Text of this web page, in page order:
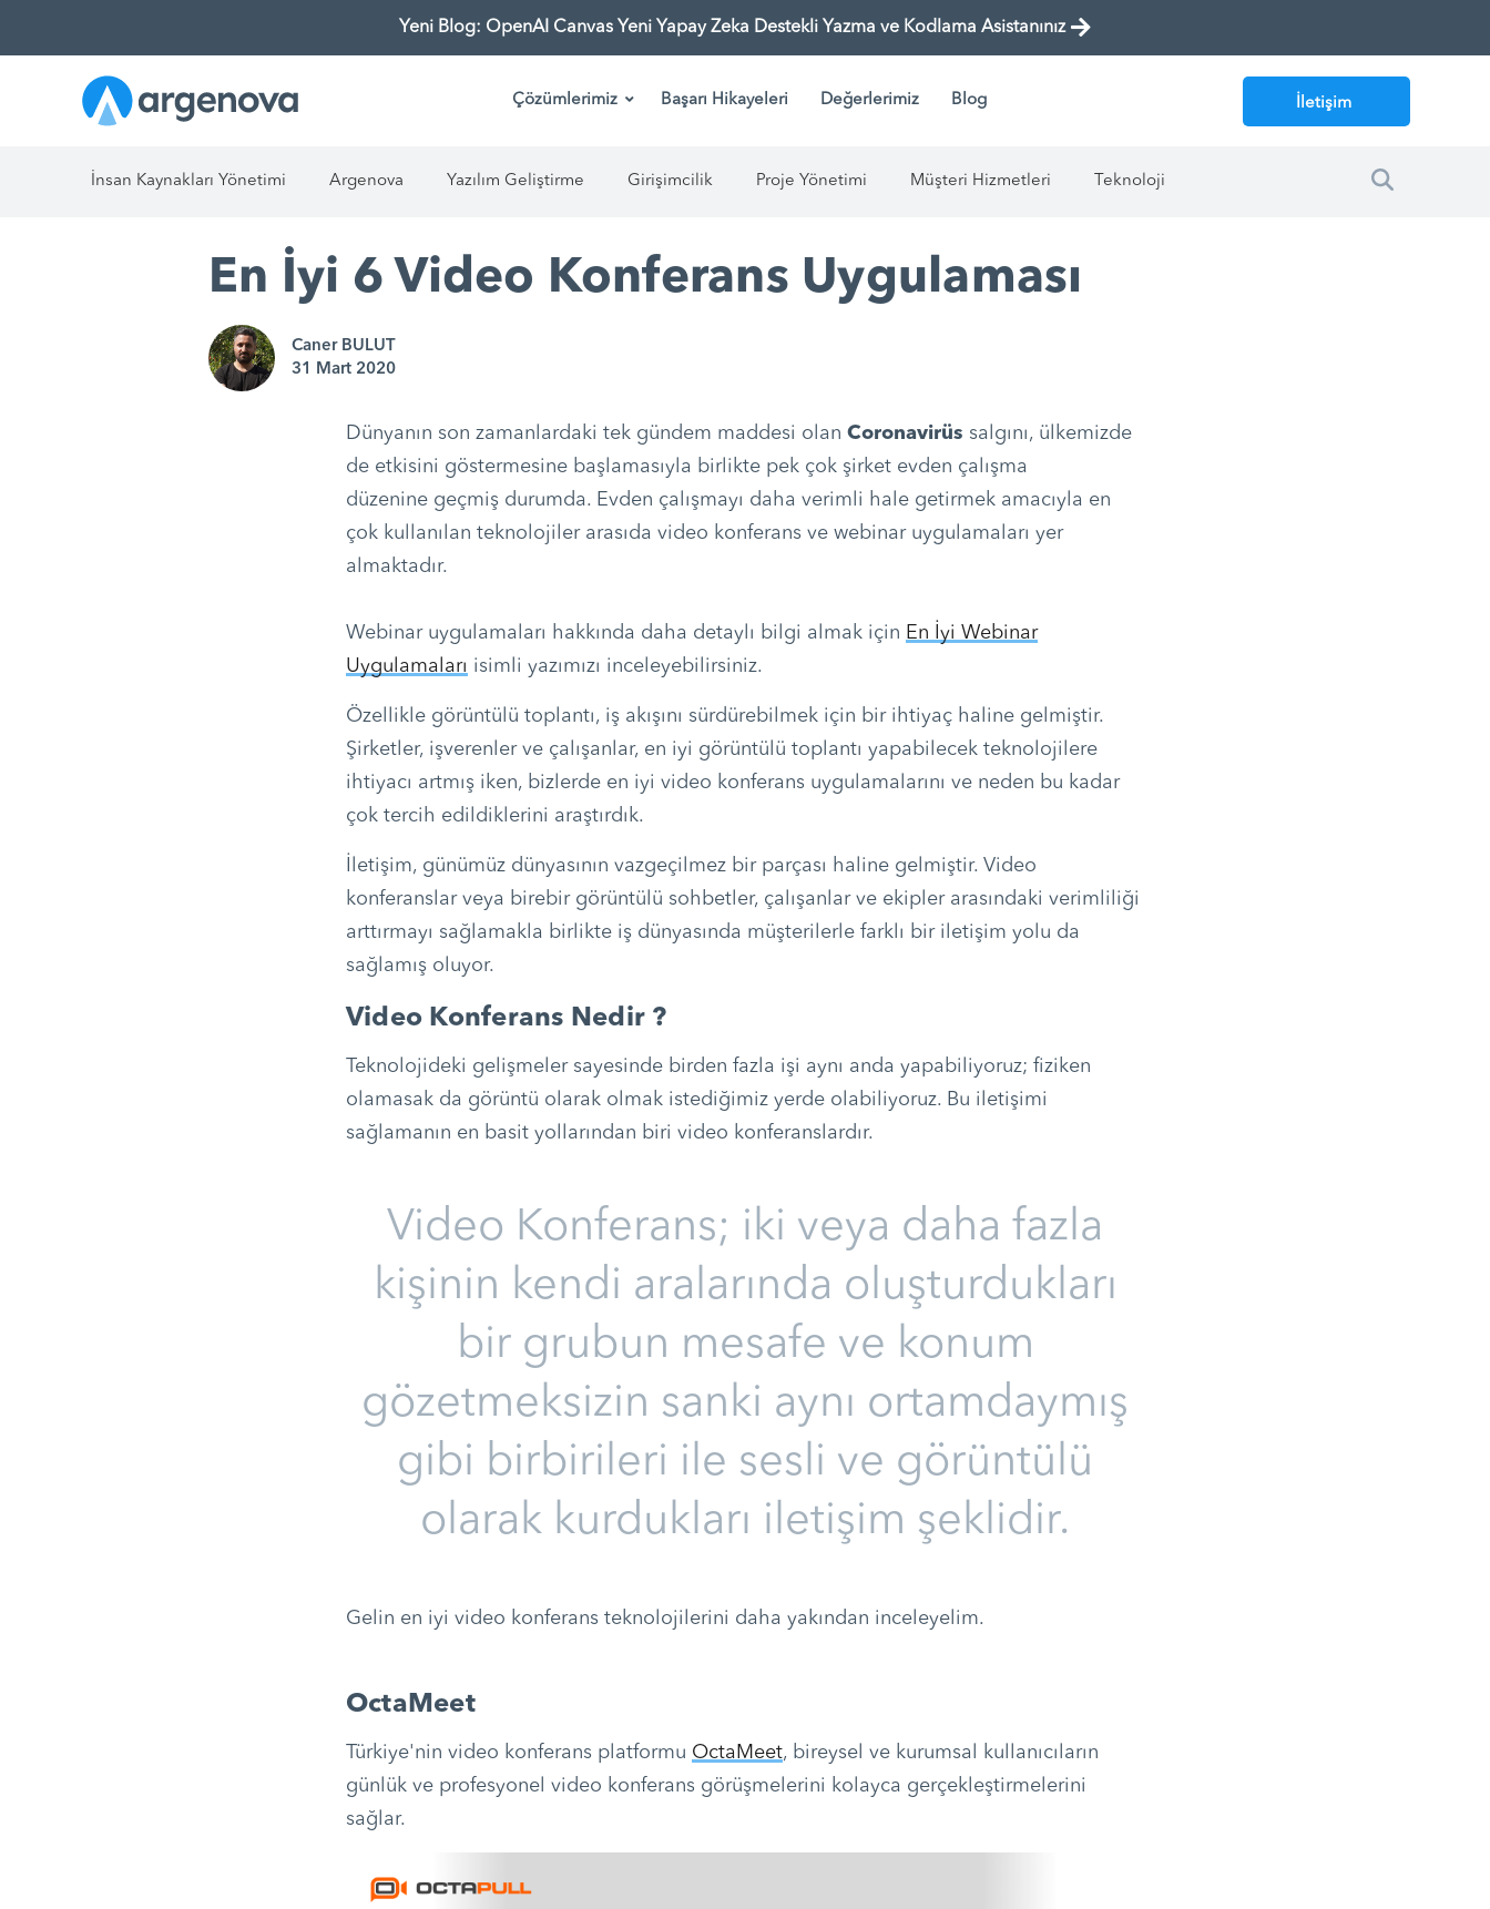
Yeni Blog: OpenAI Canvas Yeni Yapay Zeka Destekli Yazma ve Kodlama Asistanınız
Çözümlerimiz Başarı Hikayeleri Değerlerimiz Blog İletişim
İnsan Kaynakları Yönetimi Argenova Yazılım Geliştirme Girişimcilik Proje Yönetimi Müşteri Hizmetleri Teknoloji
En İyi 6 Video Konferans Uygulaması
Caner BULUT
31 Mart 2020
Dünyanın son zamanlardaki tek gündem maddesi olan Coronavirüs salgını, ülkemizde
de etkisini göstermesine başlamasıyla birlikte pek çok şirket evden çalışma
düzenine geçmiş durumda. Evden çalışmayı daha verimli hale getirmek amacıyla en
çok kullanılan teknolojiler arasıda video konferans ve webinar uygulamaları yer
almaktadır.
Webinar uygulamaları hakkında daha detaylı bilgi almak için En İyi Webinar
Uygulamaları isimli yazımızı inceleyebilirsiniz.
Özellikle görüntülü toplantı, iş akışını sürdürebilmek için bir ihtiyaç haline gelmiştir.
Şirketler, işverenler ve çalışanlar, en iyi görüntülü toplantı yapabilecek teknolojilere
ihtiyacı artmış iken, bizlerde en iyi video konferans uygulamalarını ve neden bu kadar
çok tercih edildiklerini araştırdık.
İletişim, günümüz dünyasının vazgeçilmez bir parçası haline gelmiştir. Video
konferanslar veya birebir görüntülü sohbetler, çalışanlar ve ekipler arasındaki verimliliği
arttırmayı sağlamakla birlikte iş dünyasında müşterilerle farklı bir iletişim yolu da
sağlamış oluyor.
Video Konferans Nedir ?
Teknolojideki gelişmeler sayesinde birden fazla işi aynı anda yapabiliyoruz; fiziken
olamasak da görüntü olarak olmak istediğimiz yerde olabiliyoruz. Bu iletişimi
sağlamanın en basit yollarından biri video konferanslardır.
Video Konferans; iki veya daha fazla
kişinin kendi aralarında oluşturdukları
bir grubun mesafe ve konum
gözetmeksizin sanki aynı ortamdaymış
gibi birbirileri ile sesli ve görüntülü
olarak kurdukları iletişim şeklidir.
Gelin en iyi video konferans teknolojilerini daha yakından inceleyelim.
OctaMeet
Türkiye'nin video konferans platformu OctaMeet, bireysel ve kurumsal kullanıcıların
günlük ve profesyonel video konferans görüşmelerini kolayca gerçekleştirmelerini
sağlar.